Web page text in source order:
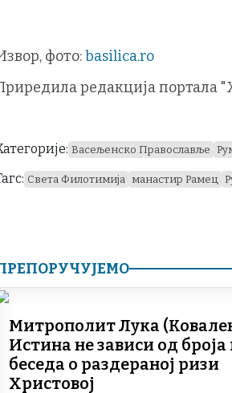
фото:basilica.ro
редакција портала
Васељенско Православље
Света Филотимија манастир Рамец
Митрополит Лука
Истина не зависи од броја
беседа о раздераној ризи
Христовој